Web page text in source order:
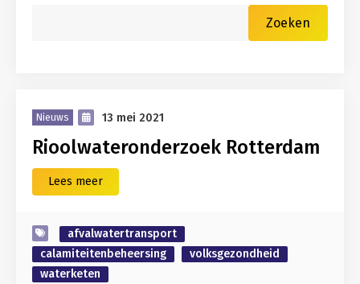
Nieuws 13 mei 2021
Rioolwateronderzoek Rotterdam
Lees meer
afvalwatertransport
calamiteitenbeheersing
volksgezondheid
waterketen